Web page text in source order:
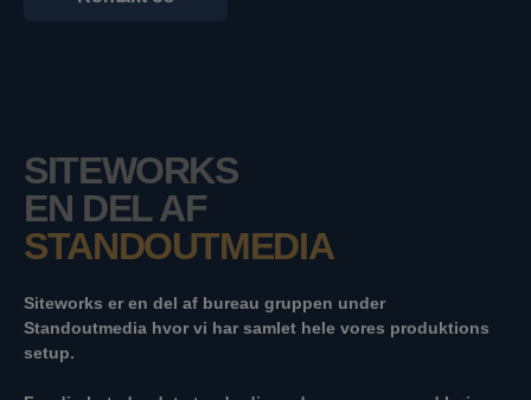
SITEWORKS
EN DEL AF
STANDOUTMEDIA
Siteworks er en del af bureau gruppen under
Standoutmedia hvor vi har samlet hele vores produktions
setup.